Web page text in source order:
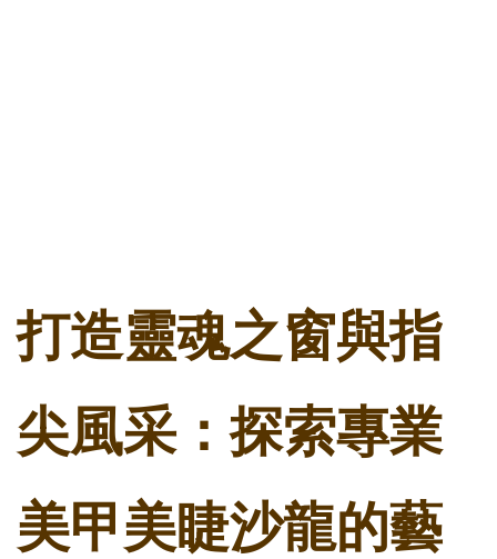
打造靈魂之窗與指
尖風采：探索專業
美甲美睫沙龍的藝